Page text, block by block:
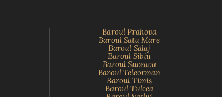
Baroul Prahova
Baroul Satu Mare
Baroul Sălaj
Baroul Sibiu
Baroul Suceava
Baroul Teleorman
Baroul Timiş
Baroul Tulcea